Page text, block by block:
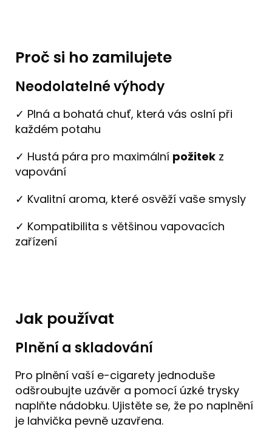
Proč si ho zamilujete
Neodolatelné výhody
✓ Plná a bohatá chuť, která vás oslní při
každém potahu
✓ Hustá pára pro maximální požitek z
vapování
✓ Kvalitní aroma, které osvěží vaše smysly
✓ Kompatibilita s většinou vapovacích
zařízení
Jak používat
Plnění a skladování
Pro plnění vaší e-cigarety jednoduše
odšroubujte uzávěr a pomocí úzké trysky
naplňte nádobku. Ujistěte se, že po naplnění
je lahvička pevně uzavřena.